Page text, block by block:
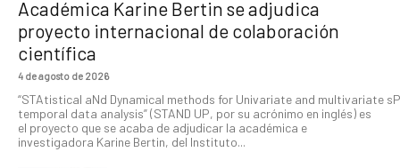
Académica Karine Bertin se adjudica
proyecto internacional de colaboración
científica
4 de agosto de 2026
“STAtistical aNd Dynamical methods for Univariate and multivariate
temporal data analysis” (STAND UP, por su acrónimo en inglés) es
el proyecto que se acaba de adjudicar la académica e
investigadora Karine Bertin, del Instituto...